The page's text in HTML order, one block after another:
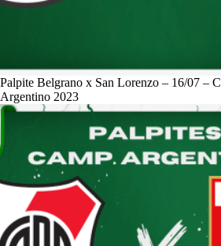
Palpite Belgrano x San Lorenzo – 16/07 –
Argentino 2023